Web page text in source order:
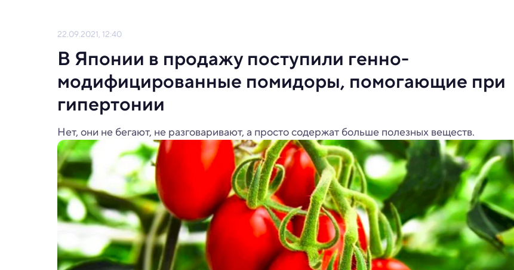
22.09.2021, 12:40
В Японии в продажу поступили генно-
модифицированные помидоры, помогающие при
гипертонии
Нет, они не бегают, не разговаривают, а просто содержат больше полезных веществ.